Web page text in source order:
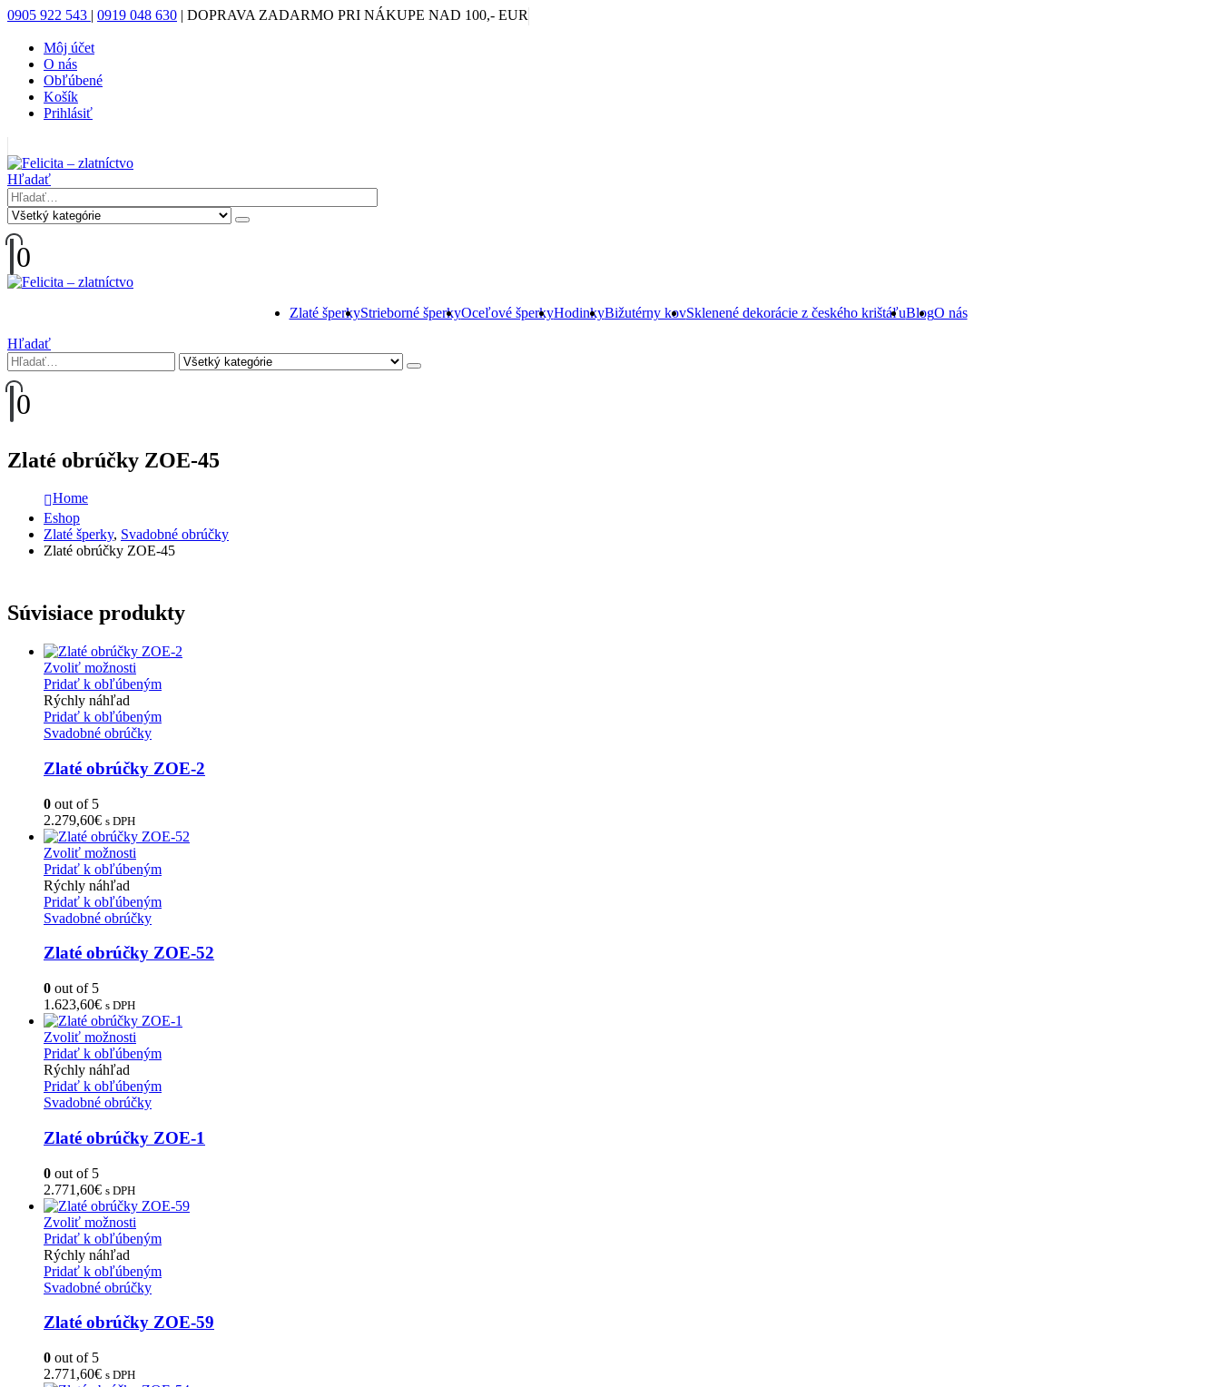
0905 922 543 | 0919 048 630 | DOPRAVA ZADARMO PRI NÁKUPE NAD 100,- EUR
Môj účet
O nás
Obľúbené
Košík
Prihlásiť
Hľadať
0
Zlaté šperkyStrieborné šperkyOceľové šperkyHodinkyBižutérny kovSklenené dekorácie z českého krištáľuBlogO nás
Hľadať
0
Zlaté obrúčky ZOE-45
Home
Eshop
Zlaté šperky, Svadobné obrúčky
Zlaté obrúčky ZOE-45
Súvisiace produkty
Zvoliť možnosti
Pridať k obľúbeným
Rýchly náhľad
Pridať k obľúbeným
Svadobné obrúčky
Zlaté obrúčky ZOE-2
0 out of 5
2.279,60€ s DPH
Zvoliť možnosti
Pridať k obľúbeným
Rýchly náhľad
Pridať k obľúbeným
Svadobné obrúčky
Zlaté obrúčky ZOE-52
0 out of 5
1.623,60€ s DPH
Zvoliť možnosti
Pridať k obľúbeným
Rýchly náhľad
Pridať k obľúbeným
Svadobné obrúčky
Zlaté obrúčky ZOE-1
0 out of 5
2.771,60€ s DPH
Zvoliť možnosti
Pridať k obľúbeným
Rýchly náhľad
Pridať k obľúbeným
Svadobné obrúčky
Zlaté obrúčky ZOE-59
0 out of 5
2.771,60€ s DPH